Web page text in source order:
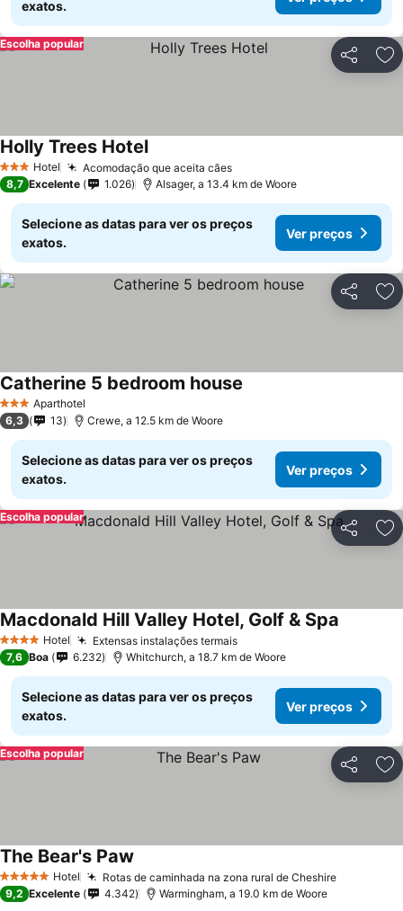
exatos.
Partilhar
Escolha popular
3 EstrelasHotel Acomodação que aceita cães
Holly Trees Hotel
8,7 Excelente 1.026 Alsager, a 13.4 km de Woore
Selecione as datas para ver os preços
exatos.
Ver preços
Partilhar
3 EstrelasAparthotel
Catherine 5 bedroom house
6,3 13 Crewe, a 12.5 km de Woore
Selecione as datas para ver os preços
exatos.
Ver preços
Partilhar
Escolha popular
4 EstrelasHotel Extensas instalações termais
Macdonald Hill Valley Hotel, Golf & Spa
7,6 Boa 6.232 Whitchurch, a 18.7 km de Woore
Selecione as datas para ver os preços
exatos.
Ver preços
Partilhar
Escolha popular
5 Estrelas Hotel Rotas de caminhada na zona rural de Cheshire
The Bear's Paw
9,2 Excelente 4.342 Warmingham, a 19.0 km de Woore